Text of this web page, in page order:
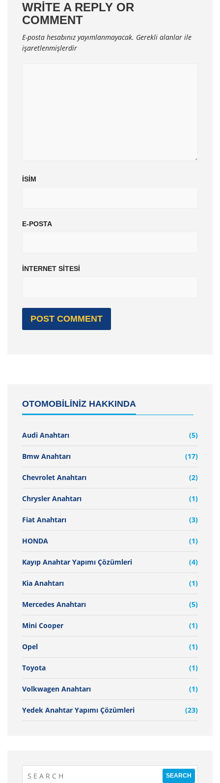
WRITE A REPLY OR
COMMENT
E-posta hesabınız yayımlanmayacak. Gerekli alanlar ile
işaretlenmişlerdir
İSIM
E-POSTA
İNTERNET SITESI
OTOMOBİLİNİZ HAKKINDA
Audi Anahtarı (5)
Bmw Anahtarı (17)
Chevrolet Anahtarı (2)
Chrysler Anahtarı (1)
Fiat Anahtarı (3)
HONDA (1)
Kayıp Anahtar Yapımı Çözümleri (4)
Kia Anahtarı (1)
Mercedes Anahtarı (5)
Mini Cooper (1)
Opel (1)
Toyota (1)
Volkwagen Anahtarı (1)
Yedek Anahtar Yapımı Çözümleri (23)